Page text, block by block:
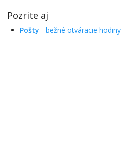
Pozrite aj
Pošty - bežné otváracie hodiny